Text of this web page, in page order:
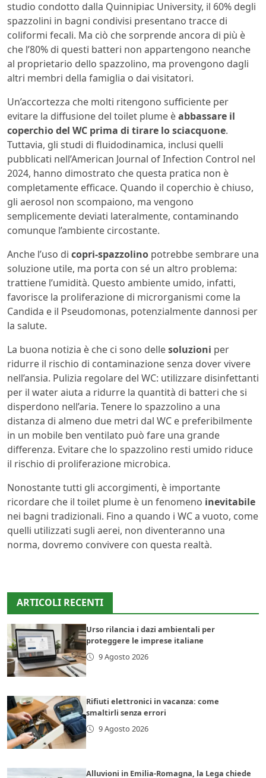
studio condotto dalla Quinnipiac University, il 60% degli
spazzolini in bagni condivisi presentano tracce di
coliformi fecali. Ma ciò che sorprende ancora di più è
che l’80% di questi batteri non appartengono neanche
al proprietario dello spazzolino, ma provengono dagli
altri membri della famiglia o dai visitatori.
Un’accortezza che molti ritengono sufficiente per
evitare la diffusione del toilet plume èabbassare il
coperchio del WC prima di tirare lo sciacquone.
Tuttavia, gli studi di fluidodinamica, inclusi quelli
pubblicati nell’American Journal of Infection Control nel
2024, hanno dimostrato che questa pratica non è
completamente efficace. Quando il coperchio è chiuso,
gli aerosol non scompaiono, ma vengono
semplicemente deviati lateralmente, contaminando
comunque l’ambiente circostante.
Anche l’uso di copri-spazzolino potrebbe sembrare una
soluzione utile, ma porta con sé un altro problema:
trattiene l’umidità. Questo ambiente umido, infatti,
favorisce la proliferazione di microrganismi come la
Candida e il Pseudomonas, potenzialmente dannosi per
la salute.
La buona notizia è che ci sono dellesoluzioni per
ridurre il rischio di contaminazione senza dover vivere
nell’ansia. Pulizia regolare del WC: utilizzare disinfettanti
per il water aiuta a ridurre la quantità di batteri che si
disperdono nell’aria. Tenere lo spazzolino a una
distanza di almeno due metri dal WC e preferibilmente
in un mobile ben ventilato può fare una grande
differenza. Evitare che lo spazzolino resti umido riduce
il rischio di proliferazione microbica.
Nonostante tutti gli accorgimenti, è importante
ricordare che il toilet plume è un fenomeno inevitabile
nei bagni tradizionali. Fino a quando i WC a vuoto, come
quelli utilizzati sugli aerei, non diventeranno una
norma, dovremo convivere con questa realtà.
ARTICOLI RECENTI
Urso rilancia i dazi ambientali per
proteggere le imprese italiane
9 Agosto 2026
Rifiuti elettronici in vacanza: come
smaltirli senza errori
9 Agosto 2026
Alluvioni in Emilia-Romagna, la Lega chiede